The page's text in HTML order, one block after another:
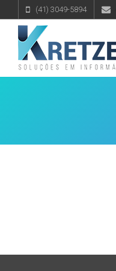
to
content
(41) 3049-5894
Kretzerinfo